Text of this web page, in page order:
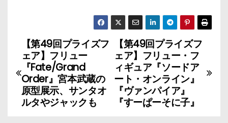
投
稿
ナ
ビ
【第49回プライズフ
ェア】フリュー・フ
ィギュア『ソードア
ート・オンライン』
『ヴァンパイア』
『すーぱーそに子』
【第49回プライズフ
ェア】フリュー
『Fate/Grand
Order』宮本武蔵の
原型展示、サンタオ
ルタやジャックも